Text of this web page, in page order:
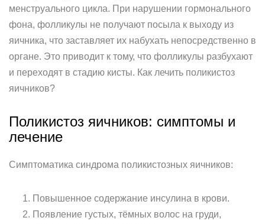
менструального цикла. При нарушении гормонального
фона, фолликулы не получают посыла к выходу из
яичника, что заставляет их набухать непосредственно в
органе. Это приводит к тому, что фолликулы разбухают
и переходят в стадию кисты. Как лечить поликистоз
яичников?
Поликистоз яичников: симптомы и
лечение
Симптоматика синдрома поликистозных яичников:
Повышенное содержание инсулина в крови.
Появление густых, тёмных волос на груди,